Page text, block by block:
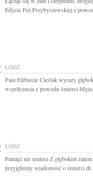
Edycie Pel-Przybyszewskiej z
ŁÓDŹ
Pani Elżbiecie Cieślak wyrazy
współczucia z powodu śmierci Męża
ŁÓDŹ
Pamięć nie umiera Z głębokim
przyjęliśmy wiadomość o śmierci dr.